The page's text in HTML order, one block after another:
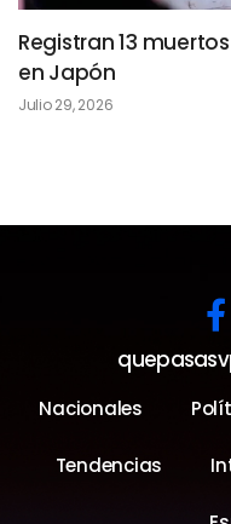
Registran 13
en Japón
Julio 29, 2026
Nacionales
Tendencias